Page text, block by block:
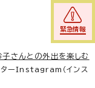
緊急情報
子さんとの外出を楽しむ
ーInstagram（インス